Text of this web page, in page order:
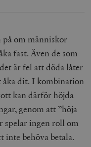
på om människor
fast. Även de som
är fel att döda låter
åka dit. I kombination
kan därför höjda
genom att ”höja
spelar ingen roll om
inte behöva betala.